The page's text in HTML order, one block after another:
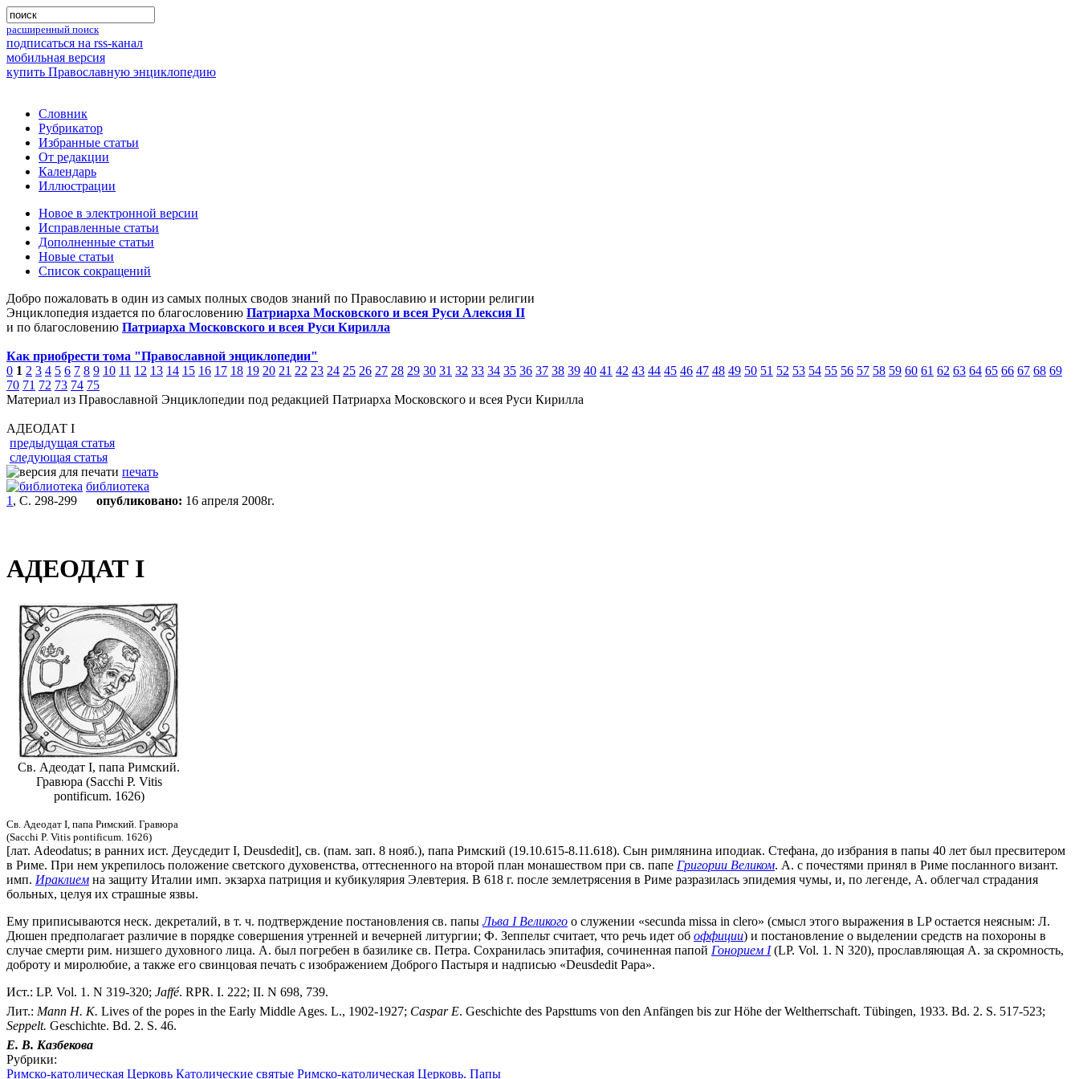
расширенный поиск
подписаться на rss-канал
мобильная версия
купить Православную энциклопедию
Словник
Рубрикатор
Избранные статьи
От редакции
Календарь
Иллюстрации
Новое в электронной версии
Исправленные статьи
Дополненные статьи
Новые статьи
Список сокращений
Добро пожаловать в один из самых полных сводов знаний по Православию и истории религии
Энциклопедия издается по благословению Патриарха Московского и всея Руси Алексия II
и по благословению Патриарха Московского и всея Руси Кирилла
Как приобрести тома "Православной энциклопедии"
0 1 2 3 4 5 6 7 8 9 10 11 12 13 14 15 16 17 18 19 20 21 22 23 24 25 26 27 28 29 30 31 32 33 34 35 36 37 38 39 40 41 42 43 44 45 46 47 48 49 50 51 52 53 54 55 56 57 58 59 60 61 62 63 64 65 66 67 68 69
70 71 72 73 74 75
Материал из Православной Энциклопедии под редакцией Патриарха Московского и всея Руси Кирилла
АДЕОДАТ I
предыдущая статья
следующая статья
печать
библиотека
1 , С. 298-299 опубликовано: 16 апреля 2008г.
АДЕОДАТ I
Св. Адеодат I, папа Римский.
Гравюра (Sacchi P. Vitis
pontificum. 1626)
Св. Адеодат I, папа Римский. Гравюра
(Sacchi P. Vitis pontificum. 1626)
[лат. Adeodatus; в ранних ист. Деусдедит I, Deusdedit], св. (пам. зап. 8 нояб.), папа Римский (19.10.615-8.11.618). Сын римлянина иподиак. Стефана, до избрания в папы 40 лет был пресвитером
в Риме. При нем укрепилось положение светского духовенства, оттесненного на второй план монашеством при св. папе Григории Великом. А. с почестями принял в Риме посланного визант.
имп. Ираклием на защиту Италии имп. экзарха патриция и кубикулярия Элевтерия. В 618 г. после землетрясения в Риме разразилась эпидемия чумы, и, по легенде, А. облегчал страдания
больных, целуя их страшные язвы.
Ему приписываются неск. декреталий, в т. ч. подтверждение постановления св. папыЛьва I Великого о служении «secunda missa in clero» (смысл этого выражения в LP остается неясным: Л.
Дюшен предполагает различие в порядке совершения утренней и вечерней литургии; Ф. Зеппельт считает, что речь идет об оффиции) и постановление о выделении средств на похороны в
случае смерти рим. низшего духовного лица. А. был погребен в базилике св. Петра. Сохранилась эпитафия, сочиненная папой Гонорием I(LP. Vol. 1. N 320), прославляющая А. за скромность,
доброту и миролюбие, а также его свинцовая печать с изображением Доброго Пастыря и надписью «Deusdedit Papa».
Ист.: LP. Vol. 1. N 319-320; Jaffé. RPR. I. 222; II. N 698, 739.
Лит.: Mann H. K. Lives of the popes in the Early Middle Ages. L., 1902-1927; Caspar E. Geschichte des Papsttums von den Anfängen bis zur Höhe der Weltherrschaft. Tübingen, 1933. Bd. 2. S. 517-523;
Seppelt. Geschichte. Bd. 2. S. 46.
Е. В. Казбекова
Рубрики:
Римско-католическая Церковь Католические святые Римско-католическая Церковь. Папы